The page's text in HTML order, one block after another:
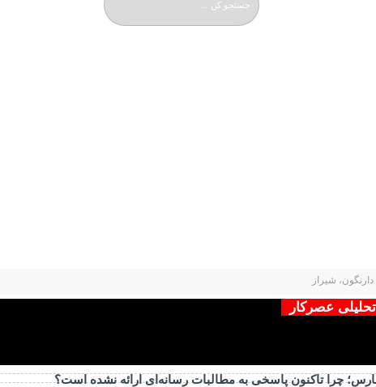
شیراز
عصرکار
فارس؛ چرا تاکنون پاسخی به مطالبات رسانه‌ای ارائه نشده است؟